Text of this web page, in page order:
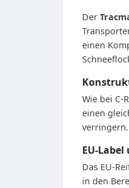
Der
einen
Wie bei C-
einen
EU-
Das EU-
in den